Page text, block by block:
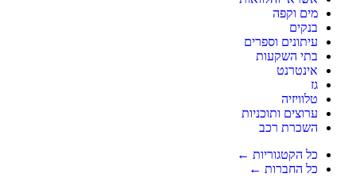
מים וקפה
בנקים
עיתונים וספרים
בתי השקעות
אינטרנט
גז
טלוויזיה
ערוצים ותוכניות
השכרת רכב
כל הקטגוריות ←
כל החברות ←